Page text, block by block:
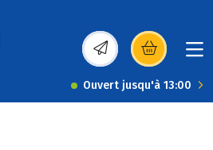
(s’ouvre dans une
Ouvert jusqu'à 13:00